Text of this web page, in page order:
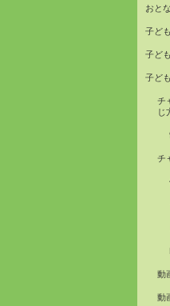
おと
子ど
子ど
子ど
チ
じ
チ
動
動